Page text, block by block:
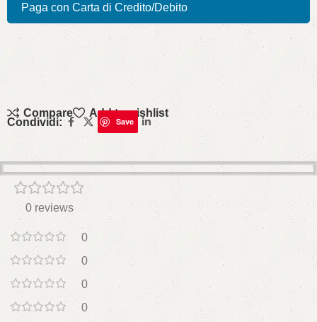
Paga con Carta di Credito/Debito
Compare Add to wishlist
Condividi: Save
0 reviews
0
0
0
0